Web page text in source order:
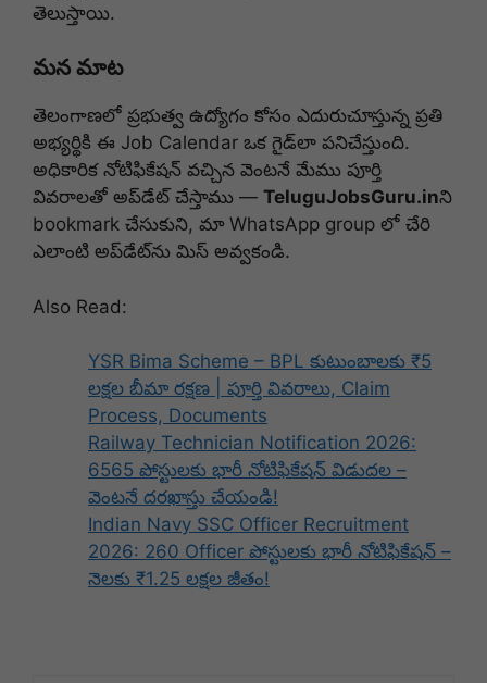
తెలుస్తాయి.
మన మాట
తెలంగాణలో ప్రభుత్వ ఉద్యోగం కోసం ఎదురుచూస్తున్న ప్రతి
అభ్యర్థికి ఈ Job Calendar ఒక గైడ్‌లా పనిచేస్తుంది.
అధికారిక నోటిఫికేషన్ వచ్చిన వెంటనే మేము పూర్తి
వివరాలతో అప్‌డేట్ చేస్తాము — TeluguJobsGuru.inని
bookmark చేసుకుని, మా WhatsApp group లో చేరి
ఎలాంటి అప్‌డేట్‌ను మిస్ అవ్వకండి.
Also Read:
YSR Bima Scheme – BPL కుటుంబాలకు ₹5
లక్షల బీమా రక్షణ | పూర్తి వివరాలు, Claim
Process, Documents
Railway Technician Notification 2026:
6565 పోస్టులకు భారీ నోటిఫికేషన్ విడుదల –
వెంటనే దరఖాస్తు చేయండి!
Indian Navy SSC Officer Recruitment
2026: 260 Officer పోస్టులకు భారీ నోటిఫికేషన్ –
నెలకు ₹1.25 లక్షల జీతం!